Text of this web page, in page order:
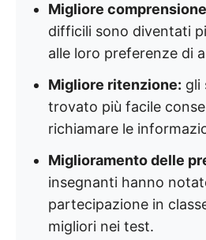
Migliore
difficili sono diventati
alle loro preferenze di
Migliore ritenzione: gli
trovato più facile
richiamare le
Miglioramento delle
insegnanti hanno
partecipazione in
migliori nei test.